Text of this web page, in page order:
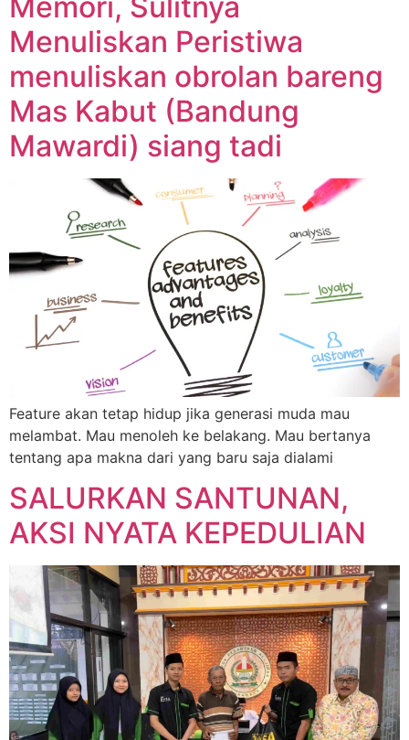
Menuliskan Peristiwa
menuliskan obrolan bareng
Mas Kabut (Bandung
Mawardi) siang tadi
Feature akan tetap hidup jika generasi muda mau
melambat. Mau menoleh ke belakang. Mau bertanya
tentang apa makna dari yang baru saja dialami
SALURKAN SANTUNAN,
AKSI NYATA KEPEDULIAN